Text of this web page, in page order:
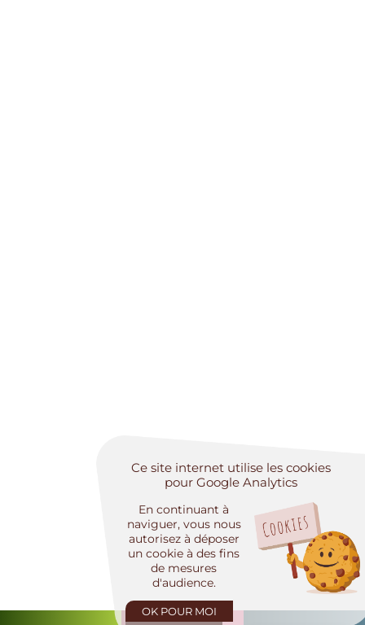
Ce site internet utilise les cookies
pour Google Analytics
En continuant à
naviguer, vous nous
autorisez à déposer
un cookie à des fins
de mesures
d'audience.
OK POUR MOI